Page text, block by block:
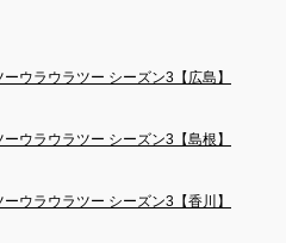
ウラウラツー シーズン3【広島】
ウラウラツー シーズン3【島根】
ウラウラツー シーズン3【香川】